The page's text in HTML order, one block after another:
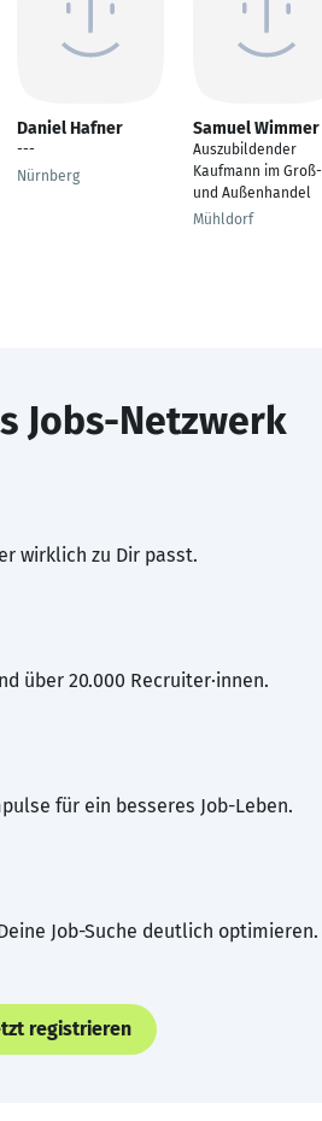
Daniel Hafner
---
Nürnberg
Samuel Wimmer
Auszubildender
Kaufmann im Groß-
und Außenhandel
Mühldorf
Jobs-Netzwerk
wirklich zu Dir passt.
über 20.000 Recruiter·innen.
für ein besseres Job-Leben.
Job-Suche deutlich optimieren.
registrieren